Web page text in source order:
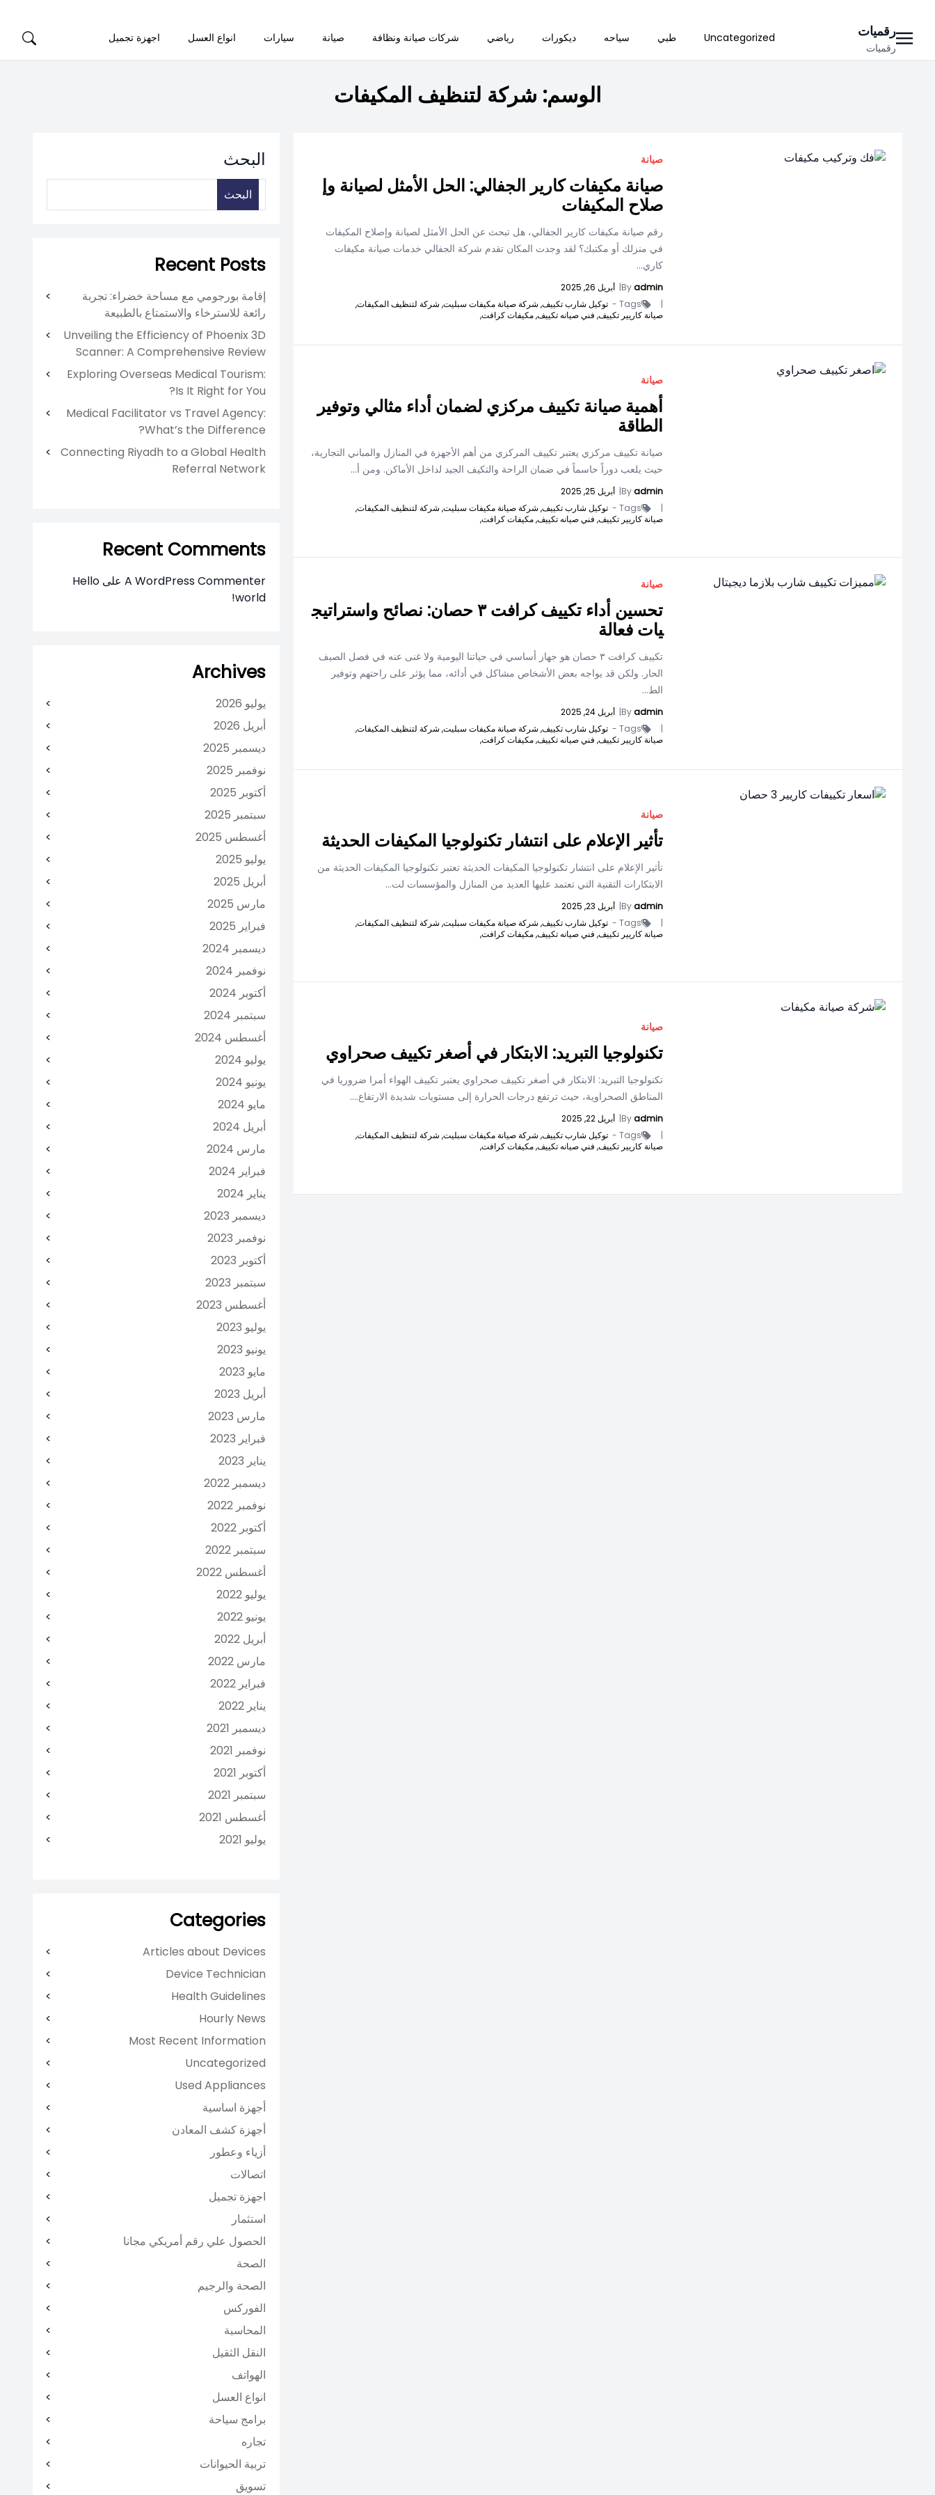
content
رقميات
رقميات
Uncategorized طبي سياحه ديكورات رياضي شركات صيانة ونظافة صيانة سيارات انواع العسل اجهزة تجميل
الوسم: شركة لتنظيف المكيفات
صيانة
صيانة مكيفات كارير الجفالي: الحل الأمثل لصيانة وإ
صلاح المكيفات
رقم صيانة مكيفات كارير الجفالي، هل تبحث عن الحل الأمثل لصيانة وإصلاح المكيفات
في منزلك أو مكتبك؟ لقد وجدت المكان تقدم شركة الجفالي خدمات صيانة مكيفات
كاري...
Byadmin
| أبريل 26, 2025
|
Tags - توكيل شارب تكييف, شركة صيانة مكيفات سبليت, شركة لتنظيف المكيفات,
صيانة كاريير تكييف, فني صيانه تكييف,مكيفات كرافت,
صيانة
أهمية صيانة تكييف مركزي لضمان أداء مثالي وتوفير
الطاقة
صيانة تكييف مركزي يعتبر تكييف المركزي من أهم الأجهزة في المنازل والمباني التجارية،
حيث يلعب دوراً حاسماً في ضمان الراحة والتكيف الجيد لداخل الأماكن. ومن أ...
Byadmin
| أبريل 25, 2025
|
Tags - توكيل شارب تكييف, شركة صيانة مكيفات سبليت, شركة لتنظيف المكيفات,
صيانة كاريير تكييف, فني صيانه تكييف,مكيفات كرافت,
صيانة
تحسين أداء تكييف كرافت ٣ حصان: نصائح واستراتيج
يات فعالة
تكييف كرافت ٣ حصان هو جهاز أساسي في حياتنا اليومية ولا غنى عنه في فصل الصيف
الحار. ولكن قد يواجه بعض الأشخاص مشاكل في أدائه، مما يؤثر على راحتهم وتوفير
الط...
Byadmin
| أبريل 24, 2025
|
Tags - توكيل شارب تكييف, شركة صيانة مكيفات سبليت, شركة لتنظيف المكيفات,
صيانة كاريير تكييف, فني صيانه تكييف,مكيفات كرافت,
صيانة
تأثير الإعلام على انتشار تكنولوجيا المكيفات الحديثة
تأثير الإعلام على انتشار تكنولوجيا المكيفات الحديثة تعتبر تكنولوجيا المكيفات الحديثة من
الابتكارات التقنية التي تعتمد عليها العديد من المنازل والمؤسسات لت...
Byadmin
| أبريل 23, 2025
|
Tags - توكيل شارب تكييف, شركة صيانة مكيفات سبليت, شركة لتنظيف المكيفات,
صيانة كاريير تكييف, فني صيانه تكييف,مكيفات كرافت,
صيانة
تكنولوجيا التبريد: الابتكار في أصغر تكييف صحراوي
تكنولوجيا التبريد: الابتكار في أصغر تكييف صحراوي يعتبر تكييف الهواء أمرا ضروريا في
المناطق الصحراوية، حيث ترتفع درجات الحرارة إلى مستويات شديدة الارتفاع....
Byadmin
| أبريل 22, 2025
|
Tags - توكيل شارب تكييف, شركة صيانة مكيفات سبليت, شركة لتنظيف المكيفات,
صيانة كاريير تكييف, فني صيانه تكييف,مكيفات كرافت,
البحث
البحث
Recent Posts
إقامة بورجومي مع مساحة خضراء: تجربة
رائعة للاسترخاء والاستمتاع بالطبيعة
Unveiling the Efficiency of Phoenix 3D
Scanner: A Comprehensive Review
Exploring Overseas Medical Tourism:
Is It Right for You?
Medical Facilitator vs Travel Agency:
What’s the Difference?
Connecting Riyadh to a Global Health
Referral Network
Recent Comments
A WordPress Commenter على Hello
world!
Archives
يوليو 2026
أبريل 2026
ديسمبر 2025
نوفمبر 2025
أكتوبر 2025
سبتمبر 2025
أغسطس 2025
يوليو 2025
أبريل 2025
مارس 2025
فبراير 2025
ديسمبر 2024
نوفمبر 2024
أكتوبر 2024
سبتمبر 2024
أغسطس 2024
يوليو 2024
يونيو 2024
مايو 2024
أبريل 2024
مارس 2024
فبراير 2024
يناير 2024
ديسمبر 2023
نوفمبر 2023
أكتوبر 2023
سبتمبر 2023
أغسطس 2023
يوليو 2023
يونيو 2023
مايو 2023
أبريل 2023
مارس 2023
فبراير 2023
يناير 2023
ديسمبر 2022
نوفمبر 2022
أكتوبر 2022
سبتمبر 2022
أغسطس 2022
يوليو 2022
يونيو 2022
أبريل 2022
مارس 2022
فبراير 2022
يناير 2022
ديسمبر 2021
نوفمبر 2021
أكتوبر 2021
سبتمبر 2021
أغسطس 2021
يوليو 2021
Categories
Articles about Devices
Device Technician
Health Guidelines
Hourly News
Most Recent Information
Uncategorized
Used Appliances
أجهزة اساسية
أجهزة كشف المعادن
أزياء وعطور
اتصالات
اجهزة تجميل
استثمار
الحصول علي رقم أمريكي مجانا
الصحة
الصحة والرجيم
الفوركس
المحاسبة
النقل الثقيل
الهواتف
انواع العسل
برامج سياحة
تجاره
تربية الحيوانات
تسويق